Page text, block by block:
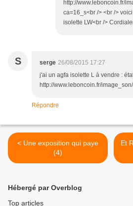
http://www.leboncoin.fr/
ca=16_s<br /> <br />
isolette LW<br />
S serge 26/08/2015 17:27
j'ai un agfa isolette L à vendre :
http://www.leboncoin.fr/
Répondre
< Une exposition qui paye
(4)
Et
Hébergé par Overblog
Top articles